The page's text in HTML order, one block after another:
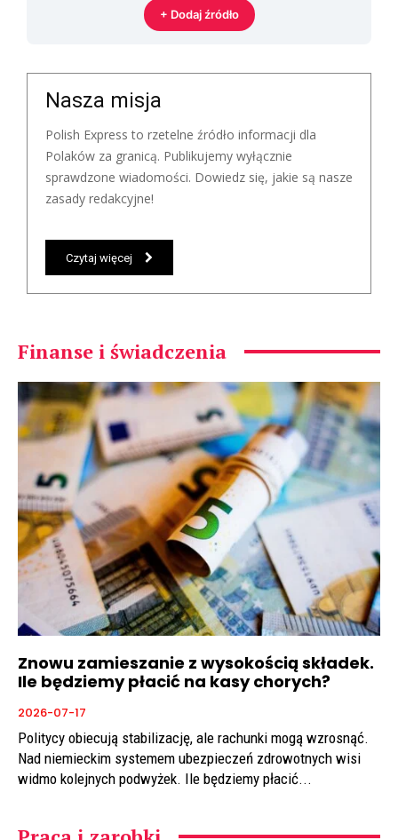
+ Dodaj źródło
Nasza misja
Polish Express to rzetelne źródło informacji dla
Polaków za granicą. Publikujemy wyłącznie
sprawdzone wiadomości. Dowiedz się, jakie są nasze
zasady redakcyjne!
Czytaj więcej
Finanse i świadczenia
Znowu zamieszanie z wysokością składek.
Ile będziemy płacić na kasy chorych?
2026-07-17
Politycy obiecują stabilizację, ale rachunki mogą wzrosnąć.
Nad niemieckim systemem ubezpieczeń zdrowotnych wisi
widmo kolejnych podwyżek. Ile będziemy płacić...